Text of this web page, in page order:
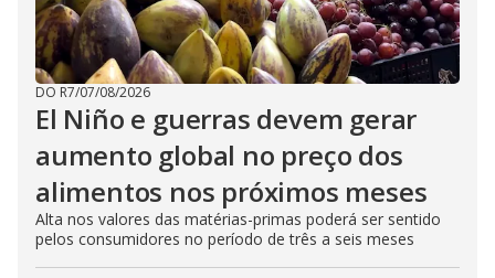
DO R7/07/08/2026
El Niño e guerras devem gerar
aumento global no preço dos
alimentos nos próximos meses
Alta nos valores das matérias-primas poderá ser sentido
pelos consumidores no período de três a seis meses